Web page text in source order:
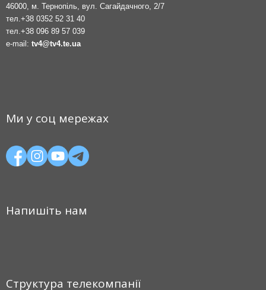
46000, м. Тернопіль, вул. Сагайдачного, 2/7
тел. +38 0352 52 31 40
тел. +38 096 89 57 039
e-mail: tv4@tv4.te.ua
Ми у соц мережах
Напишіть нам
Структура телекомпанії